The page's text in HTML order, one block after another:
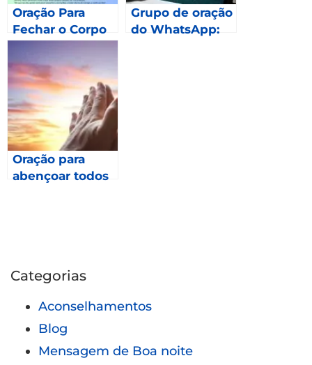
Oração Para
Fechar o Corpo
Grupo de oração
do WhatsApp:
Oração para
abençoar todos
Categorias
Aconselhamentos
Blog
Mensagem de Boa noite